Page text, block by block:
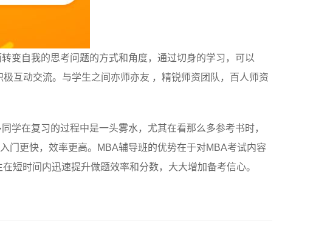
变自我的思考问题的方式和角度，通过切身的学习，可以
互动交流。与学生之间亦师亦友 ，精锐师资团队，百人师资
学在复习的过程中是一头雾水，尤其在看那么多参考书时，
门更快，效率更高。MBA辅导班的优势在于对MBA考试内容
短时间内迅速提升做题效率和分数，大大增加备考信心。